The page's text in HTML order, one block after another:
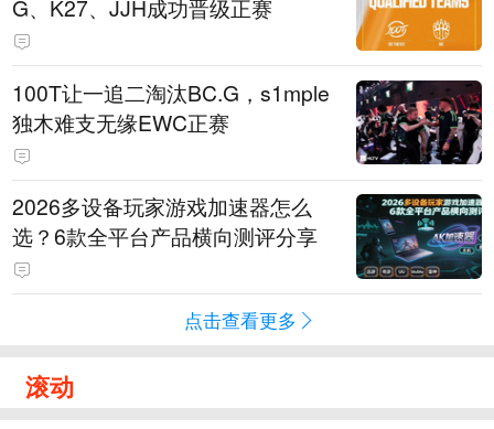
G、K27、JJH成功晋级正赛
100T让一追二淘汰BC.G，s1mple
独木难支无缘EWC正赛
2026多设备玩家游戏加速器怎么
选？6款全平台产品横向测评分享
点击查看更多
滚动